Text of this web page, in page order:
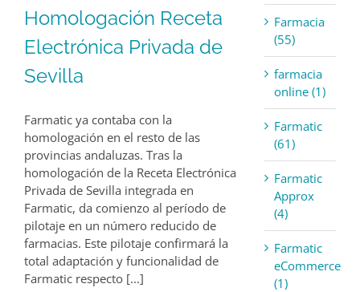
Servicios
Contacto
Homologación Receta
Electrónica Privada de
Sevilla
Farmatic ya contaba con la
homologación en el resto de las
provincias andaluzas. Tras la
homologación de la Receta Electrónica
Privada de Sevilla integrada en
Farmatic, da comienzo al período de
pilotaje en un número reducido de
farmacias. Este pilotaje confirmará la
total adaptación y funcionalidad de
Farmatic respecto [...]
Farmacia
(55)
farmacia
online (1)
Farmatic
(61)
Farmatic
Approx
(4)
Farmatic
eCommerce
(1)